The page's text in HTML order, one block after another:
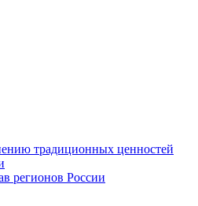
традиционных ценностей
регионов России